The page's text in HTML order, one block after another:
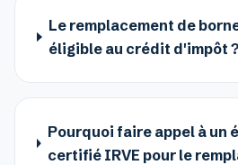
Le remplacement de
éligible au crédit d'impôt ?
Pourquoi faire appel à un
certifié IRVE pour le